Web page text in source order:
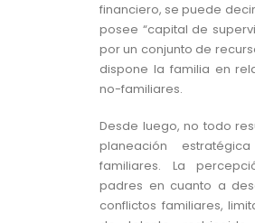
financiero, se puede
posee “capital de
por un conjunto de
dispone la familia en
no-familiares.
Desde luego, no todo
planeación
familiares. La
padres en cuanto a
conflictos familiares,